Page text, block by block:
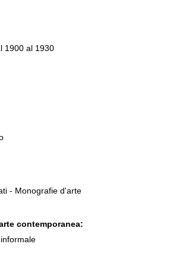
1900 al 1930
- Monografie d'arte
contemporanea: